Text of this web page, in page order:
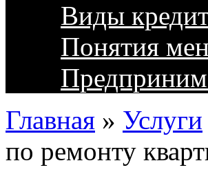
Виды
Понятия
Главная » Услуги
по ремонту